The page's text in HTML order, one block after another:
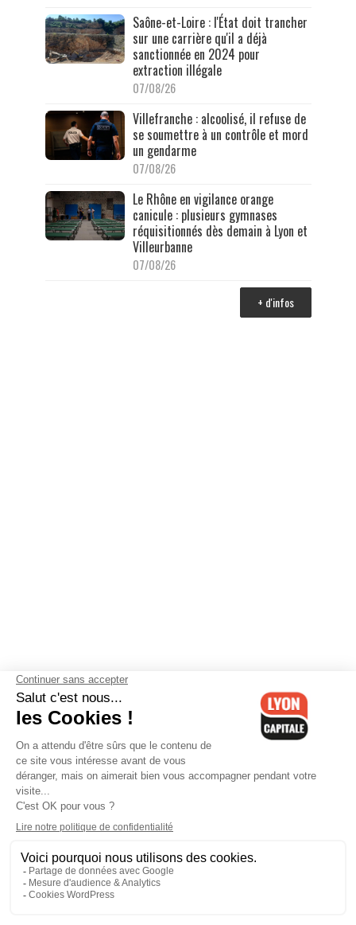
Saône-et-Loire : l'État doit trancher
sur une carrière qu'il a déjà
sanctionnée en 2024 pour
extraction illégale
07/08/26
Villefranche : alcoolisé, il refuse de
se soumettre à un contrôle et mord
un gendarme
07/08/26
Le Rhône en vigilance orange
canicule : plusieurs gymnases
réquisitionnés dès demain à Lyon et
Villeurbanne
07/08/26
+ d'infos
Contactez-nous-Mentions légales-CGV-Politique de
confidentialité-Gestion des cookies